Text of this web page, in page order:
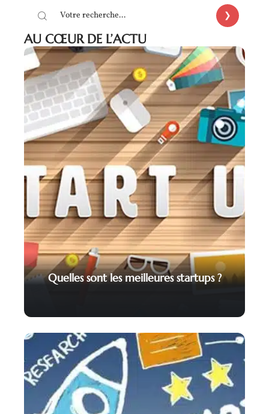
AU CŒUR DE L’ACTU
Quelles sont les meilleures startups ?